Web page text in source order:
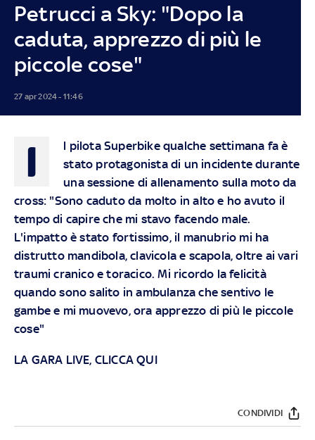
Petrucci a Sky: "Dopo la
caduta, apprezzo di più le
piccole cose"
27 apr 2024 - 11:46
I
l pilota Superbike qualche settimana fa è
stato protagonista di un incidente durante
una sessione di allenamento sulla moto da
cross: "Sono caduto da molto in alto e ho avuto il
tempo di capire che mi stavo facendo male.
L'impatto è stato fortissimo, il manubrio mi ha
distrutto mandibola, clavicola e scapola, oltre ai vari
traumi cranico e toracico. Mi ricordo la felicità
quando sono salito in ambulanza che sentivo le
gambe e mi muovevo, ora apprezzo di più le piccole
cose"
LA GARA LIVE, CLICCA QUI
CONDIVIDI